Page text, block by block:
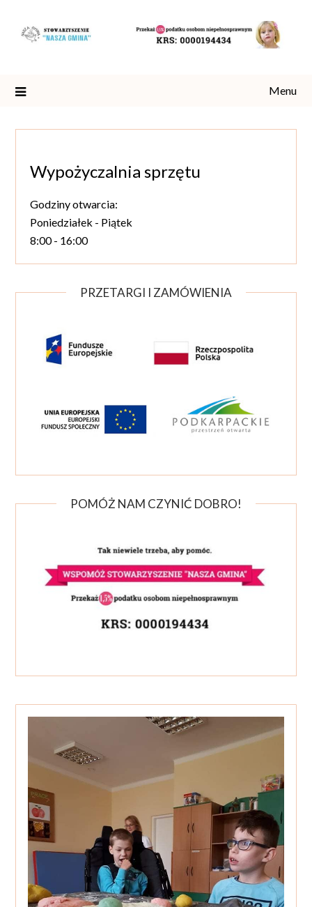
content
Menu
Wypożyczalnia sprzętu
Godziny otwarcia:
Poniedziałek - Piątek
8:00 - 16:00
PRZETARGI I ZAMÓWIENIA
POMÓŻ NAM CZYNIĆ DOBRO!